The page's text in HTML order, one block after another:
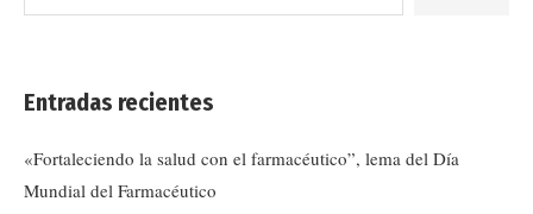
Entradas recientes
«Fortaleciendo la salud con el farmacéutico”, lema del Día
Mundial del Farmacéutico